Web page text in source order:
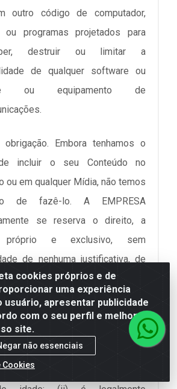
outro código de computador,
ou programas projetados para
destruir ou limitar a
de qualquer software ou
ou equipamento de
Embora tenhamos o
incluir o seu Conteúdo no
ou em qualquer Mídia, não temos
de fazê-lo. A EMPRESA
se reserva o direito, a
próprio e exclusivo, sem
de nenhuma justificativa, de
recusar ou não disponibilizar
e garantias do
Você afirma e garante à
que (i) não tem menos de 18
cookies próprios e de
uma experiência
usuário, apresentar publicidade
com o seu perfil e melhorar a
site.
não essenciais
Cookies